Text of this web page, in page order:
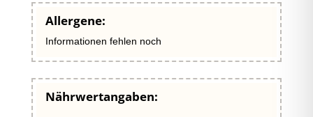
Allergene:
Informationen fehlen noch
Nährwertangaben: